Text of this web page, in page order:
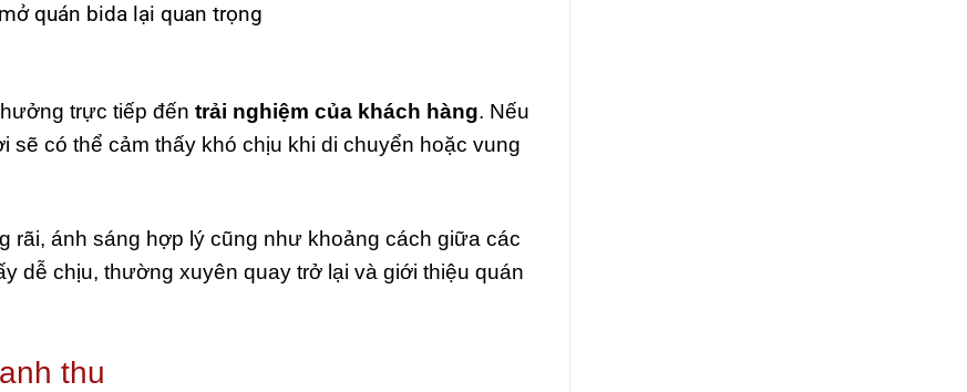
quán bida lại quan trọng
trực tiếp đến trải nghiệm của khách hàng. Nếu
sẽ có thể cảm thấy khó chịu khi di chuyển hoặc vung
rãi, ánh sáng hợp lý cũng như khoảng cách giữa các
dễ chịu, thường xuyên quay trở lại và giới thiệu quán
thu